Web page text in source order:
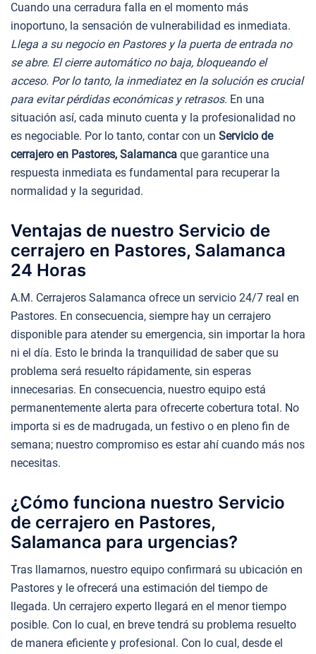
Cuando una cerradura falla en el momento más
inoportuno, la sensación de vulnerabilidad es inmediata.
Llega a su negocio en Pastores y la puerta de entrada no
se abre. El cierre automático no baja, bloqueando el
acceso. Por lo tanto, la inmediatez en la solución es crucial
para evitar pérdidas económicas y retrasos. En una
situación así, cada minuto cuenta y la profesionalidad no
es negociable. Por lo tanto, contar con un Servicio de
cerrajero en Pastores, Salamanca que garantice una
respuesta inmediata es fundamental para recuperar la
normalidad y la seguridad.
Ventajas de nuestro Servicio de
cerrajero en Pastores, Salamanca
24 Horas
A.M. Cerrajeros Salamanca ofrece un servicio 24/7 real en
Pastores. En consecuencia, siempre hay un cerrajero
disponible para atender su emergencia, sin importar la hora
ni el día. Esto le brinda la tranquilidad de saber que su
problema será resuelto rápidamente, sin esperas
innecesarias. En consecuencia, nuestro equipo está
permanentemente alerta para ofrecerte cobertura total. No
importa si es de madrugada, un festivo o en pleno fin de
semana; nuestro compromiso es estar ahí cuando más nos
necesitas.
¿Cómo funciona nuestro Servicio
de cerrajero en Pastores,
Salamanca para urgencias?
Tras llamarnos, nuestro equipo confirmará su ubicación en
Pastores y le ofrecerá una estimación del tiempo de
llegada. Un cerrajero experto llegará en el menor tiempo
posible. Con lo cual, en breve tendrá su problema resuelto
de manera eficiente y profesional. Con lo cual, desde el